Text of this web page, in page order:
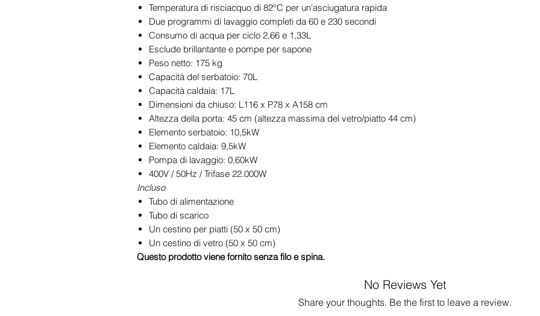
Temperatura di risciacquo di 82°C per un'asciugatura rapida
Due programmi di lavaggio completi da 60 e 230 secondi
Consumo di acqua per ciclo 2,66 e 1,33L
Esclude brillantante e pompe per sapone
Peso netto: 175 kg
Capacità del serbatoio: 70L
Capacità caldaia: 17L
Dimensioni da chiuso: L116 x P78 x A158 cm
Altezza della porta: 45 cm (altezza massima del vetro/piatto 44 cm)
Elemento serbatoio: 10,5kW
Elemento caldaia: 9,5kW
Pompa di lavaggio: 0,60kW
400V / 50Hz / Trifase 22.000W
Incluso
Tubo di alimentazione
Tubo di scarico
Un cestino per piatti (50 x 50 cm)
Un cestino di vetro (50 x 50 cm)
Questo prodotto viene fornito senza filo e spina.
No Reviews Yet
Share your thoughts. Be the first to leave a review.